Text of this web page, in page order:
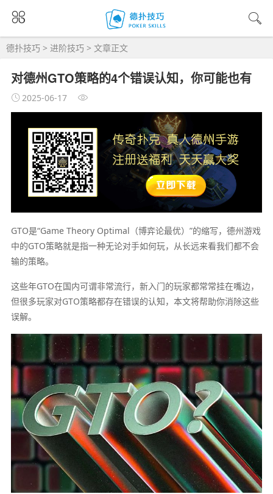
德扑技巧 > 进阶技巧 > 文章正文
对德州GTO策略的4个错误认知，你可能也有
2025-06-17
GTO是“Game Theory Optimal（博弈论最优）”的缩写，德州游戏
中的GTO策略就是指一种无论对手如何玩，从长远来看我们都不会
输的策略。
这些年GTO在国内可谓非常流行，新入门的玩家都常常挂在嘴边，
但很多玩家对GTO策略都存在错误的认知，本文将帮助你消除这些
误解。